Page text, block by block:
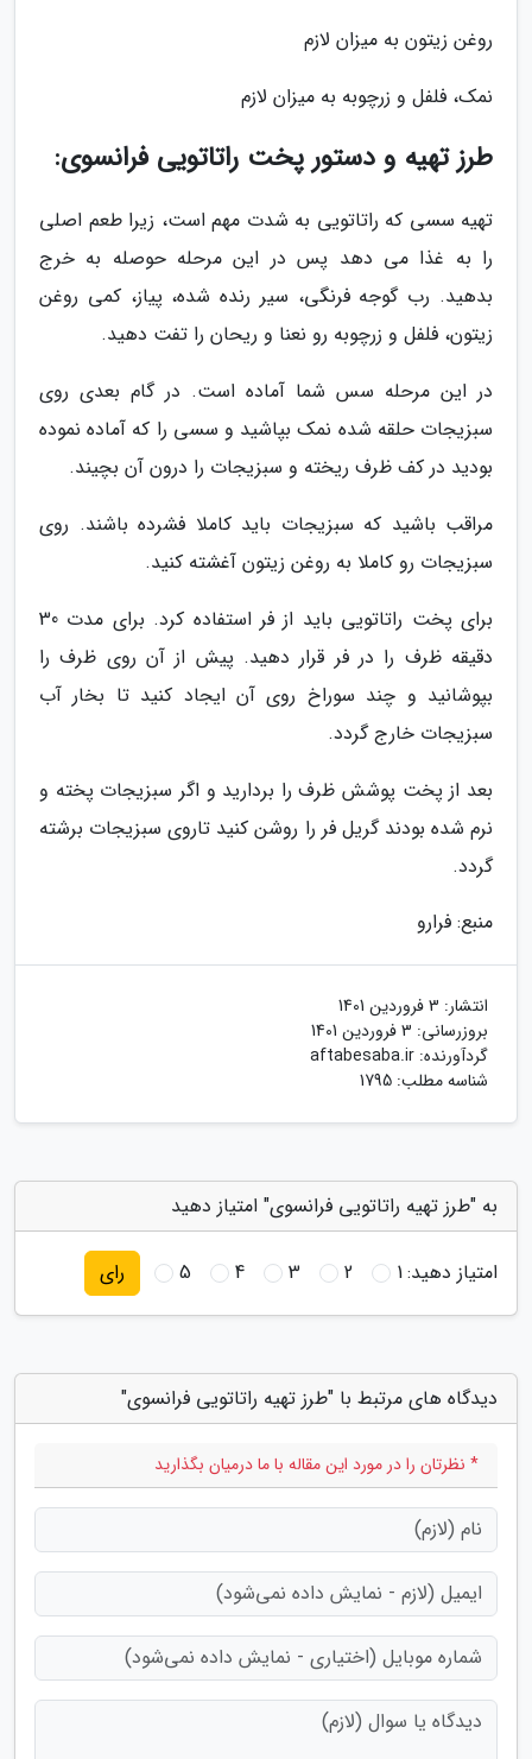
روغن زیتون به میزان لازم
نمک، فلفل و زرچوبه به میزان لازم
طرز تهیه و دستور پخت راتاتویی فرانسوی:
تهیه سسی که راتاتویی به شدت مهم است، زیرا طعم اصلی
را به غذا می دهد پس در این مرحله حوصله به خرج
بدهید. رب گوجه فرنگی، سیر رنده شده، پیاز، کمی روغن
زیتون، فلفل و زرچوبه رو نعنا و ریحان را تفت دهید.
در این مرحله سس شما آماده است. در گام بعدی روی
سبزیجات حلقه شده نمک بپاشید و سسی را که آماده نموده
بودید در کف ظرف ریخته و سبزیجات را درون آن بچیند.
مراقب باشید که سبزیجات باید کاملا فشرده باشند. روی
سبزیجات رو کاملا به روغن زیتون آغشته کنید.
برای پخت راتاتویی باید از فر استفاده کرد. برای مدت 30
دقیقه ظرف را در فر قرار دهید. پیش از آن روی ظرف را
بپوشانید و چند سوراخ روی آن ایجاد کنید تا بخار آب
سبزیجات خارج گردد.
بعد از پخت پوشش ظرف را بردارید و اگر سبزیجات پخته و
نرم شده بودند گریل فر را روشن کنید تاروی سبزیجات برشته
گردد.
منبع: فرارو
انتشار: 3 فروردین 1401
بروزرسانی: 3 فروردین 1401
گردآورنده: aftabesaba.ir
شناسه مطلب: 1795
به "طرز تهیه راتاتویی فرانسوی" امتیاز دهید
امتیاز دهید:1
2
3
4
5 رای
دیدگاه های مرتبط با "طرز تهیه راتاتویی فرانسوی"
* نظرتان را در مورد این مقاله با ما درمیان بگذارید